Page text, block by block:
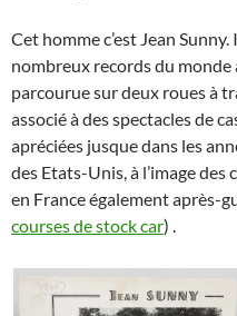
Cet homme c’est Jean
nombreux records du
parcourue sur deux roues à
associé à des spectacles de
apréciées jusque dans les
des Etats-Unis, à l’image
en France également après-
courses de stock car) .